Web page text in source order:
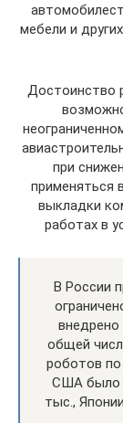
мебели и
Достоинство
при
применяться
выкладки
работах в
В России
общей
роботов
США было
тыс.,